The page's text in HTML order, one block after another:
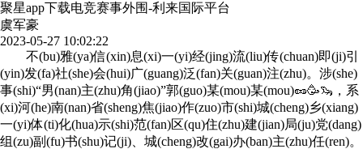
聚星app下载电竞赛事外围-利来国际平台
虞军豪
2023-05-27 10:02:22
不(bu)雅(ya)信(xin)息(xi)一(yi)经(jing)流(liu)传(chuan)即(ji)引
(yin)发(fa)社(she)会(hui)广(guang)泛(fan)关(guan)注(zhu)。涉(she)
事(shi)“男(nan)主(zhu)角(jiao)”郭(guo)某(mou)某(mou)🥜🥳🦦，系
(xi)河(he)南(nan)省(sheng)焦(jiao)作(zuo)市(shi)城(cheng)乡(xiang)
一(yi)体(ti)化(hua)示(shi)范(fan)区(qu)住(zhu)建(jian)局(ju)党(dang)
组(zu)副(fu)书(shu)记(ji)、城(cheng)改(gai)办(ban)主(zhu)任(ren)。